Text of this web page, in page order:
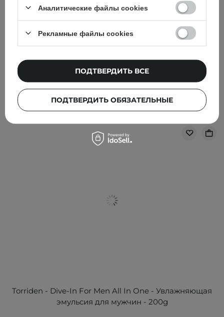
УВЕДОМИТЬ МЕНЯ
ФИЛЬТРОВАНИЕ СОРТИРОВКА
Рекомендовано для вас
Torriden - Dive-In For Men All In One - Увлажняющая
эмульсия для мужчин - 200g
Аналитические файлы cookies
Рекламные файлы cookies
ПОДТВЕРДИТЬ ОБЯЗАТЕЛЬНЫЕ
ПОДТВЕРДИТЬ ВСЕ